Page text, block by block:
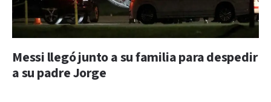
Messi llegó junto a su familia para despedir
a su padre Jorge